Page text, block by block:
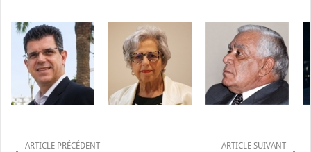
ARTICLE PRÉCÉDENT ARTICLE SUIVANT